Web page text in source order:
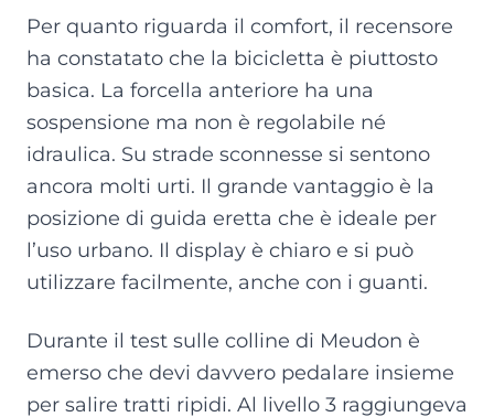
Per quanto riguarda il comfort, il recensore
ha constatato che la bicicletta è piuttosto
basica. La forcella anteriore ha una
sospensione ma non è regolabile né
idraulica. Su strade sconnesse si sentono
ancora molti urti. Il grande vantaggio è la
posizione di guida eretta che è ideale per
l’uso urbano. Il display è chiaro e si può
utilizzare facilmente, anche con i guanti.
Durante il test sulle colline di Meudon è
emerso che devi davvero pedalare insieme
per salire tratti ripidi. Al livello 3 raggiungeva